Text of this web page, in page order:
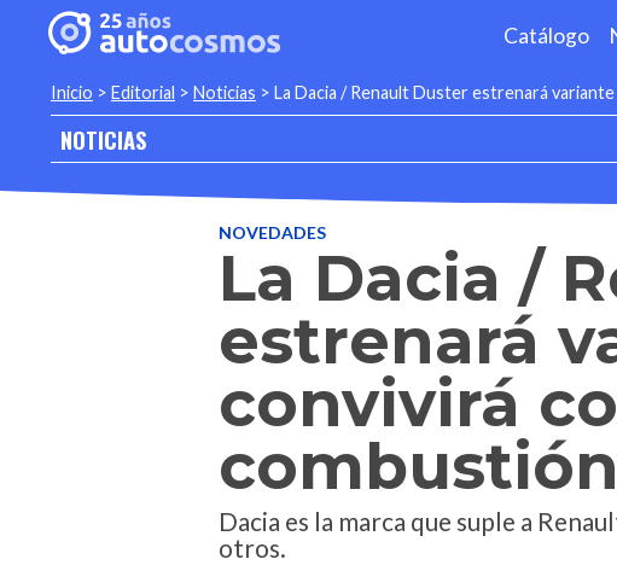
Catálogo
Inicio > Editorial > Noticias > La Dacia / Renault Duster estrenará
NOTICIAS
NOVEDADES
La Dacia /
estrenará
convivirá
combustión
Dacia es la marca que suple a
otros.